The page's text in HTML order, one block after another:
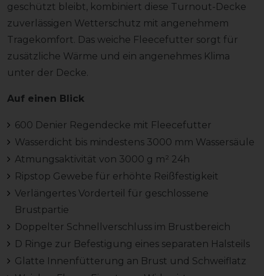
geschützt bleibt, kombiniert diese Turnout-Decke
zuverlässigen Wetterschutz mit angenehmem
Tragekomfort. Das weiche Fleecefutter sorgt für
zusätzliche Wärme und ein angenehmes Klima
unter der Decke.
Auf einen Blick
600 Denier Regendecke mit Fleecefutter
Wasserdicht bis mindestens 3000 mm Wassersäule
Atmungsaktivität von 3000 g m² 24h
Ripstop Gewebe für erhöhte Reißfestigkeit
Verlängertes Vorderteil für geschlossene
Brustpartie
Doppelter Schnellverschluss im Brustbereich
D Ringe zur Befestigung eines separaten Halsteils
Glatte Innenfütterung an Brust und Schweiflatz